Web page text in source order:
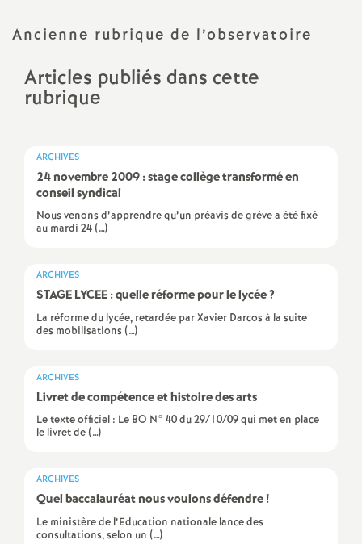
a
t
t
i
n
l
d
s
Ancienne rubrique de l’observatoire
Articles publiés dans cette
rubrique
ARCHIVES
24 novembre 2009 : stage collège transformé en
conseil syndical
Nous venons d’apprendre qu’un préavis de grève a été fixé
au mardi 24 (…)
ARCHIVES
STAGE LYCEE : quelle réforme pour le lycée?
La réforme du lycée, retardée par Xavier Darcos à la suite
des mobilisations (…)
ARCHIVES
Livret de compétence et histoire des arts
Le texte officiel : Le BO N° 40 du 29/10/09 qui met en place
le livret de (…)
ARCHIVES
Quel baccalauréat nous voulons défendre!
Le ministère de l’Education nationale lance des
consultations, selon un (…)